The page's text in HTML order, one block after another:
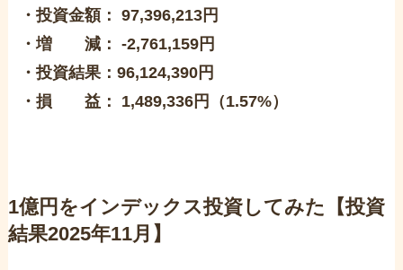
・投資金額：97,396,213 円
・増 減： -2,761,159円
・投資結果：96,124,390円
・損 益： 1,489,336円（1.57%）
1億円をインデックス投資してみた【投資
結果2025年11月】